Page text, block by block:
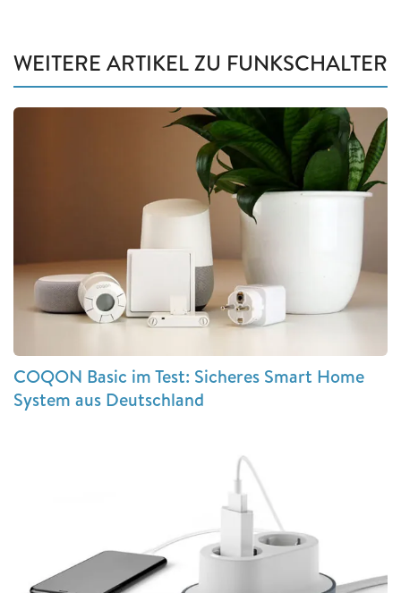
WEITERE ARTIKEL ZU FUNKSCHALTER
COQON Basic im Test: Sicheres Smart Home
System aus Deutschland